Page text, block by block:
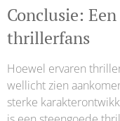
Conclusie:
thrillerfans
Hoewel ervaren
wellicht zien
sterke